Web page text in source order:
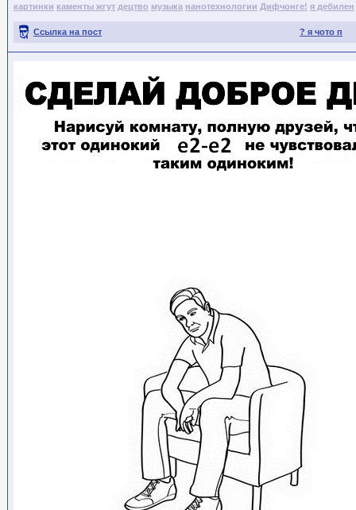
картинки каменты жгут децтво музыка нанотехнологии Дифчонге! я дебилен
? я чото п
Ссылка на пост